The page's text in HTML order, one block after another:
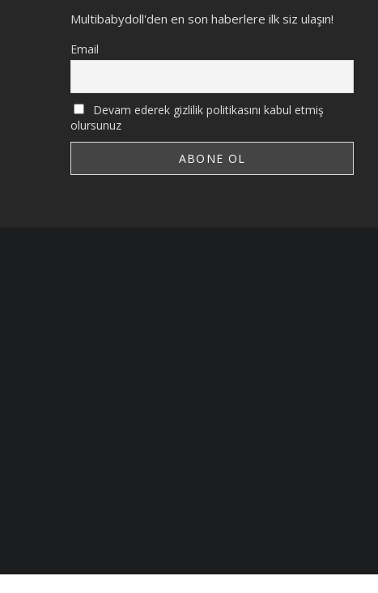
Multibabydoll'den en son haberlere ilk siz ulaşın!
Email
Devam ederek gizlilik politikasını kabul etmiş
olursunuz